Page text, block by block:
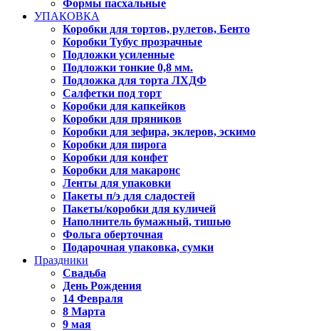
Формы пасхальные
УПАКОВКА
Коробки для тортов, рулетов, Бенто
Коробки Тубус прозрачные
Подложки усиленные
Подложки тонкие 0,8 мм.
Подложка для торта ЛХДФ
Салфетки под торт
Коробки для капкейков
Коробки для пряников
Коробки для зефира, эклеров, эскимо
Коробки для пирога
Коробки для конфет
Коробки для макаронс
Ленты для упаковки
Пакеты п/э для сладостей
Пакеты/коробки для куличей
Наполнитель бумажный, тишью
Фольга оберточная
Подарочная упаковка, сумки
Праздники
Свадьба
День Рождения
14 Февраля
8 Марта
9 мая